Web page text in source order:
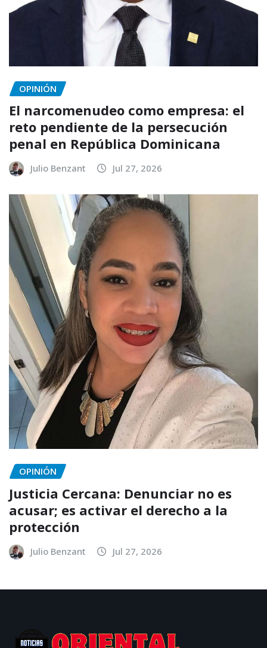
OPINIÓN
El narcomenudeo como empresa: el
reto pendiente de la persecución
penal en República Dominicana
Julio Benzant Jul 27, 2026
OPINIÓN
Justicia Cercana: Denunciar no es
acusar; es activar el derecho a la
protección
Julio Benzant Jul 27, 2026